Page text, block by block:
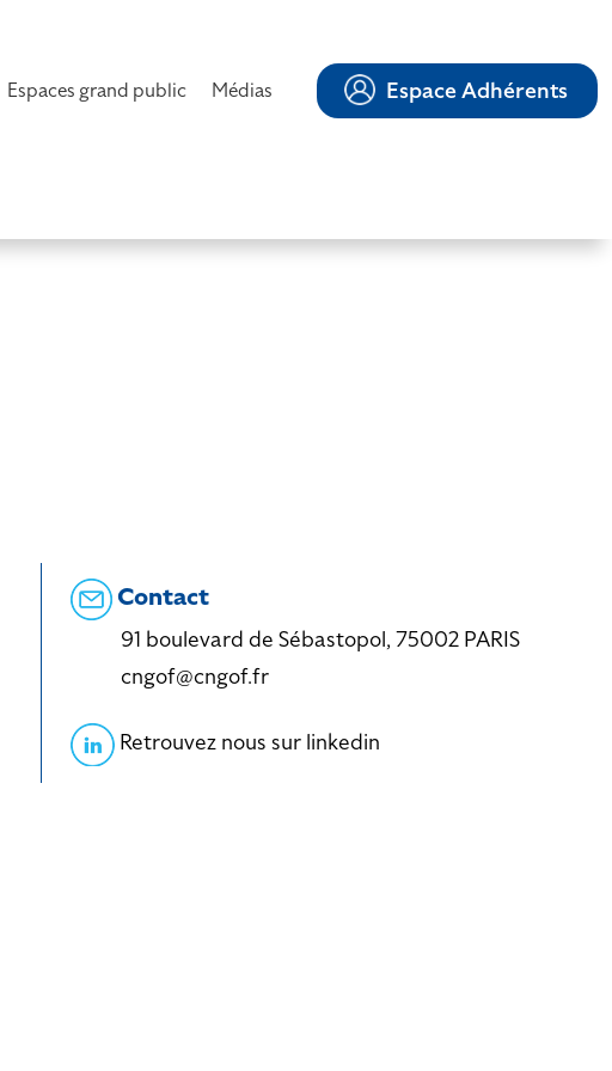
Espaces grand public Médias Espace Adhérents
Contact
91 boulevard de Sébastopol, 75002 PARIS
cngof@cngof.fr
Retrouvez nous sur linkedin